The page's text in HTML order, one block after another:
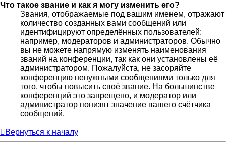
Что такое звание и как я могу изменить его?
Звания, отображаемые под вашим именем, отражают
количество созданных вами сообщений или
идентифицируют определённых пользователей:
например, модераторов и администраторов. Обычно
вы не можете напрямую изменять наименования
званий на конференции, так как они установлены её
администратором. Пожалуйста, не засоряйте
конференцию ненужными сообщениями только для
того, чтобы повысить своё звание. На большинстве
конференций это запрещено, и модератор или
администратор понизят значение вашего счётчика
сообщений.
Вернуться к началу